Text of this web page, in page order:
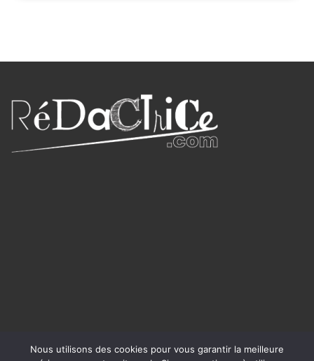
Nous utilisons des cookies pour vous garantir la meilleure